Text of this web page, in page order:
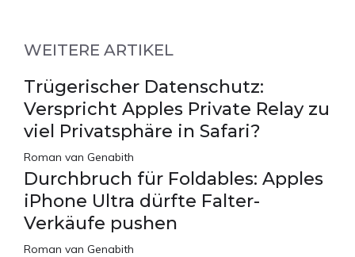
WEITERE ARTIKEL
Trügerischer Datenschutz:
Verspricht Apples Private Relay zu
viel Privatsphäre in Safari?
Roman van Genabith
Durchbruch für Foldables: Apples
iPhone Ultra dürfte Falter-
Verkäufe pushen
Roman van Genabith